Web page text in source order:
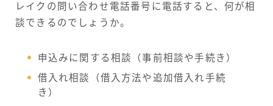
レイクの問い合わせ電話番号に電話すると、何が相
談できるのでしょうか。
申込みに関する相談（事前相談や手続き）
借入れ相談（借入方法や追加借入れ手続
き）